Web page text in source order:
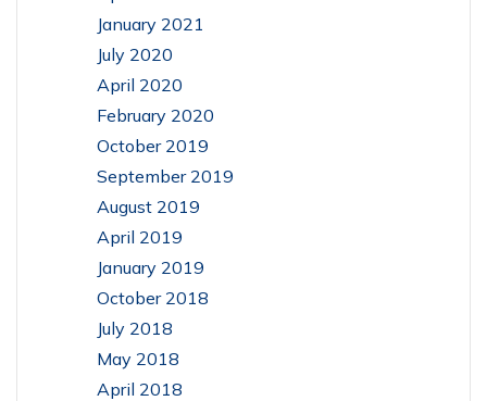
January 2021
July 2020
April 2020
February 2020
October 2019
September 2019
August 2019
April 2019
January 2019
October 2018
July 2018
May 2018
April 2018